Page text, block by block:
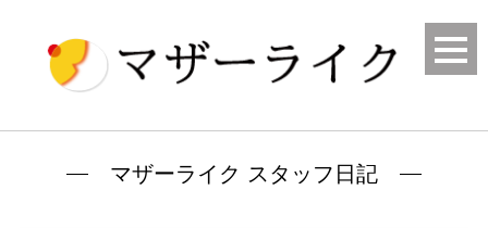
マザーライク スタッフ日記